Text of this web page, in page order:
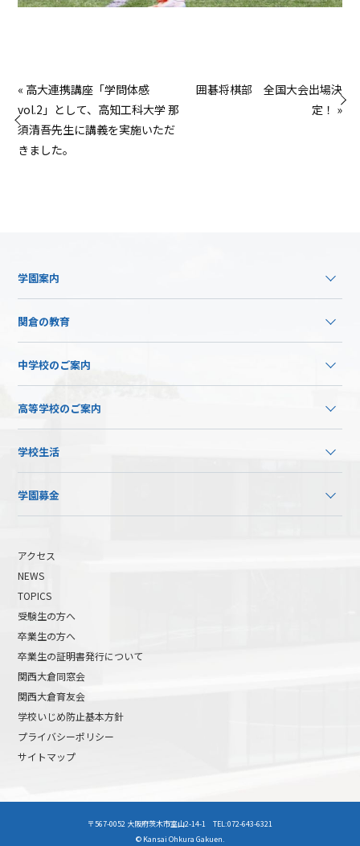
高校受験について
中学受験について
高等学校受験イベント
中学校受験イベント
« 高大連携講座「学問体感
vol.2」として、高知工科大学 那
須清吾先生に講義を実施いただ
きました。
囲碁将棋部 全国大会出場決
定！ »
学園案内
関倉の教育
中学校のご案内
高等学校のご案内
学校生活
学園募金
アクセス
NEWS
TOPICS
受験生の方へ
卒業生の方へ
卒業生の証明書発行について
関西大倉同窓会
関西大倉育友会
学校いじめ防止基本方針
プライバシーポリシー
サイトマップ
〒567-0052 大阪府茨木市室山2-14-1 TEL:072-643-6321
© Kansai Ohkura Gakuen.